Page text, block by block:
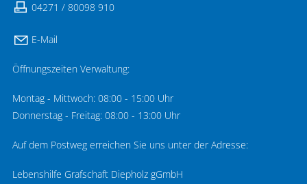
04271 / 80098 910
E-Mail
Öffnungszeiten Verwaltung:
Montag - Mittwoch: 08:00 - 15:00 Uhr
Donnerstag - Freitag: 08:00 - 13:00 Uhr
Auf dem Postweg erreichen Sie uns unter der Adresse:
Lebenshilfe Grafschaft Diepholz gGmbH